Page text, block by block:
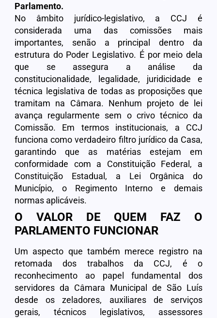
Parlamento.
No âmbito jurídico-legislativo, a CCJ é
considerada uma das comissões mais
importantes, senão a principal dentro da
estrutura do Poder Legislativo. É por meio dela
que se assegura a análise da
constitucionalidade, legalidade, juridicidade e
técnica legislativa de todas as proposições que
tramitam na Câmara. Nenhum projeto de lei
avança regularmente sem o crivo técnico da
Comissão. Em termos institucionais, a CCJ
funciona como verdadeiro filtro jurídico da Casa,
garantindo que as matérias estejam em
conformidade com a Constituição Federal, a
Constituição Estadual, a Lei Orgânica do
Município, o Regimento Interno e demais
normas aplicáveis.
O VALOR DE QUEM FAZ O
PARLAMENTO FUNCIONAR
Um aspecto que também merece registro na
retomada dos trabalhos da CCJ, é o
reconhecimento ao papel fundamental dos
servidores da Câmara Municipal de São Luís
desde os zeladores, auxiliares de serviços
gerais, técnicos legislativos, assessores